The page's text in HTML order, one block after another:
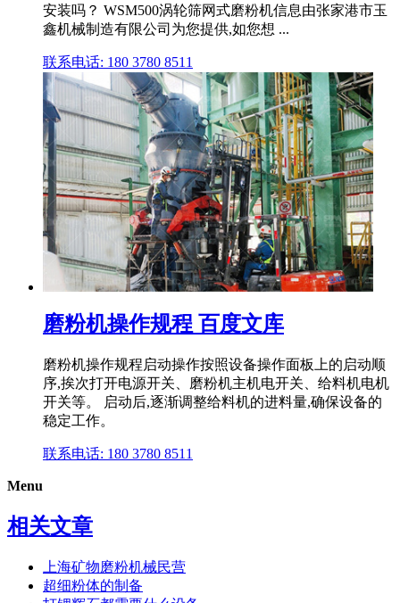
安装吗？ WSM500涡轮筛网式磨粉机信息由张家港市玉
鑫机械制造有限公司为您提供,如您想 ...
联系电话: 180 3780 8511
磨粉机操作规程 百度文库
磨粉机操作规程启动操作按照设备操作面板上的启动顺
序,挨次打开电源开关、磨粉机主机电开关、给料机电机
开关等。 启动后,逐渐调整给料机的进料量,确保设备的
稳定工作。
联系电话: 180 3780 8511
Menu
相关文章
上海矿物磨粉机械民营
超细粉体的制备